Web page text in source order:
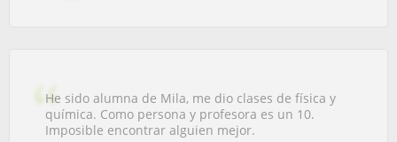
He sido alumna de Mila, me dio clases de física y
química. Como persona y profesora es un 10.
Imposible encontrar alguien mejor.